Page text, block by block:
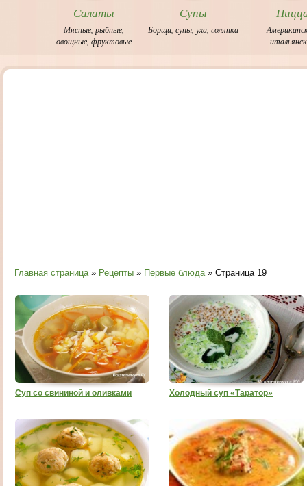
Салаты
Мясные ,рыбные
овощные ,фруктовые
Супы
Борщи ,супы ,уха ,cолянка
Главная страница» Рецепты » Первые блюда» Страница 19
Суп со свининой и оливками Холодный суп «Таратор»